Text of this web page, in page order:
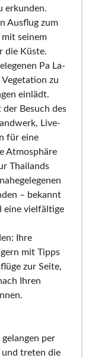
erkunden.
Ausflug zum
seinem
die Küste.
Pa La-
zu
einlädt.
der Besuch des
Live-
für eine
Atmosphäre
Thailands
– bekannt
eine vielfältige
Ihre
mit Tipps
zur Seite,
Ihren
per
und treten die